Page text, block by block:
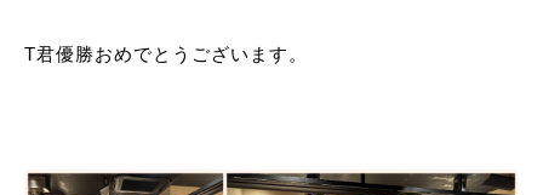
T君優勝おめでとうございます。